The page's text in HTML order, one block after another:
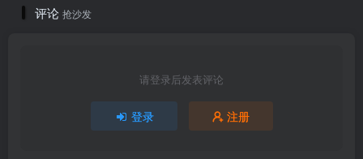
评论 抢沙发
请登录后发表评论
登录 注册